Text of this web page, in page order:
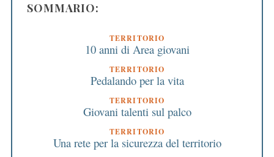
SOMMARIO:
TERRITORIO
10 anni di Area giovani
TERRITORIO
Pedalando per la vita
TERRITORIO
Giovani talenti sul palco
TERRITORIO
Una rete per la sicurezza del territorio